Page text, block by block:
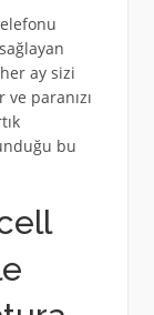
ay sizi
paranızı
bu